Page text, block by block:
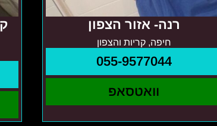
רנה- אזור הצפון
חיפה, קריות והצפון
055-9577044
וואטסאפ